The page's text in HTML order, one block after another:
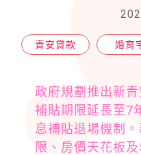
青安貸款 婚育
政府規劃推出新
補貼期限延長至7
息補貼退場機制
限、房價天花板